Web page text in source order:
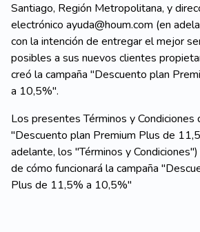
Santiago, Región Metropolitana, y
electrónico ayuda@houm.com (en
con la intención de entregar el mejor
posibles a sus nuevos clientes
creó la campaña "Descuento plan
a 10,5%".
Los presentes Términos y Condiciones
"Descuento plan Premium Plus de
adelante, los "Términos y
de cómo funcionará la campaña
Plus de 11,5% a 10,5%"